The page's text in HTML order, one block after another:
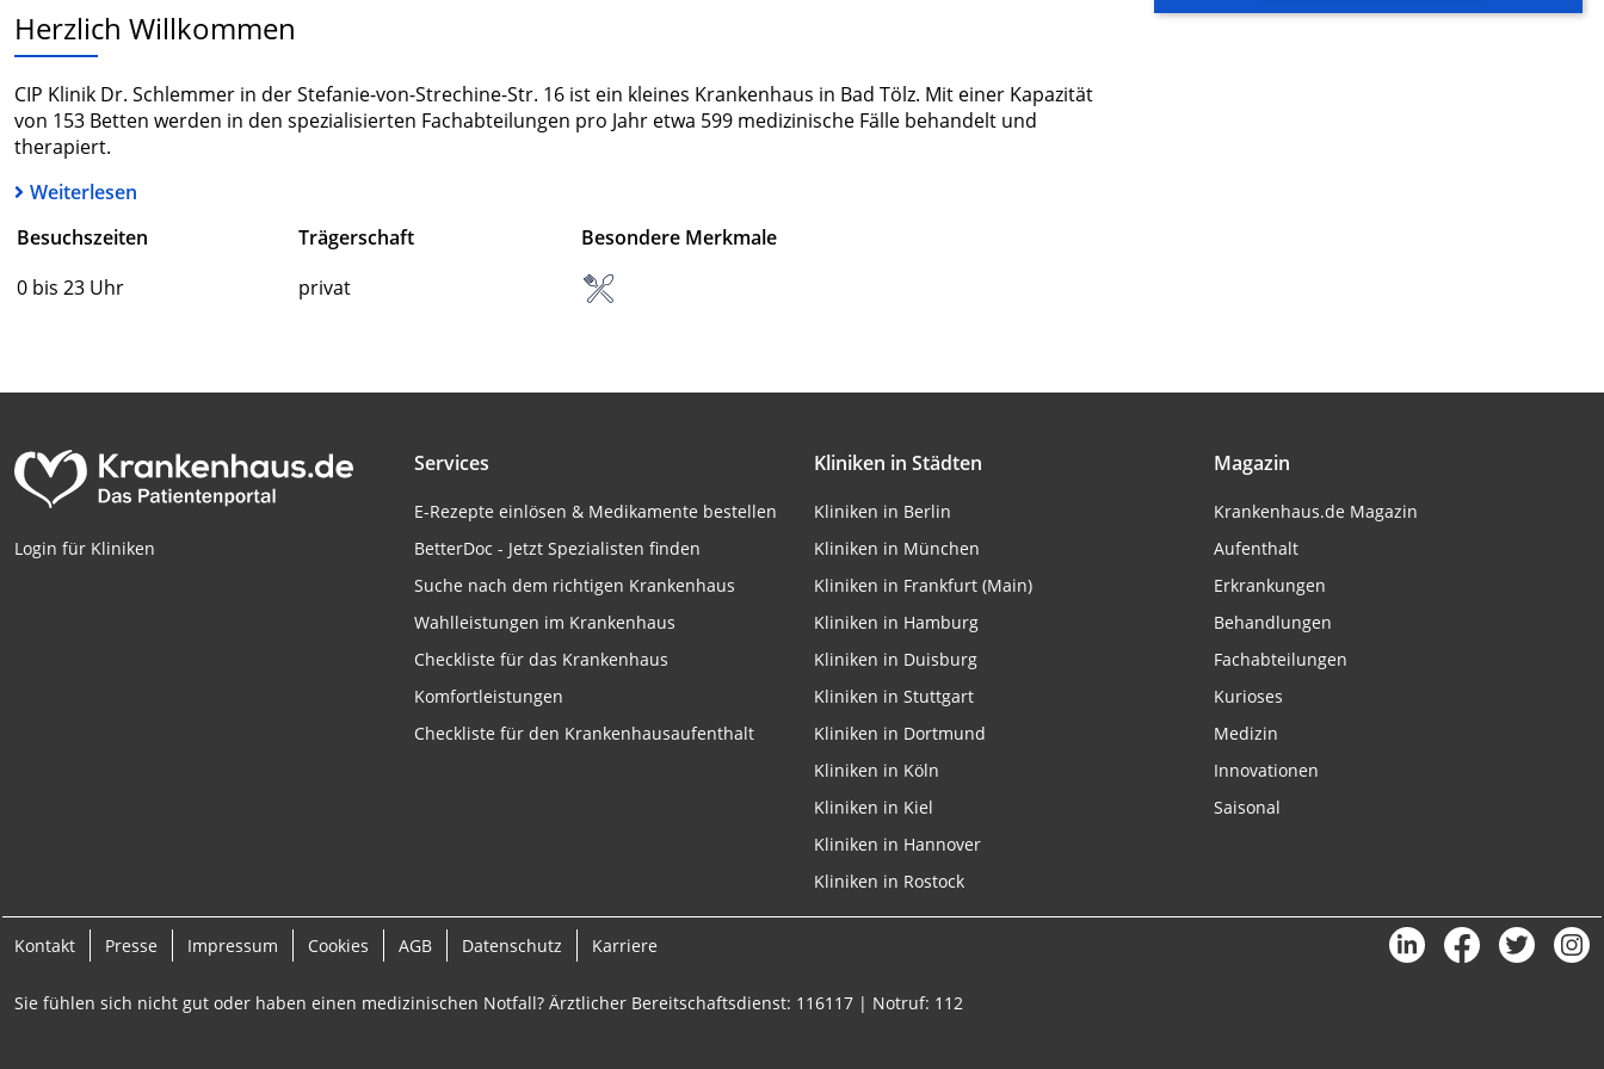
Herzlich Willkommen
CIP Klinik Dr. Schlemmer in der Stefanie-von-Strechine-Str. 16 ist ein kleines Krankenhaus in Bad Tölz. Mit einer Kapazität
von 153 Betten werden in den spezialisierten Fachabteilungen pro Jahr etwa 599 medizinische Fälle behandelt und
therapiert.
Weiterlesen
Besuchszeiten
0 bis 23 Uhr
Trägerschaft
privat
Besondere Merkmale
Login für Kliniken
Services
E-Rezepte einlösen & Medikamente bestellen
BetterDoc - Jetzt Spezialisten finden
Suche nach dem richtigen Krankenhaus
Wahlleistungen im Krankenhaus
Checkliste für das Krankenhaus
Komfortleistungen
Checkliste für den Krankenhausaufenthalt
Kliniken in Städten
Kliniken in Berlin
Kliniken in München
Kliniken in Frankfurt (Main)
Kliniken in Hamburg
Kliniken in Duisburg
Kliniken in Stuttgart
Kliniken in Dortmund
Kliniken in Köln
Kliniken in Kiel
Kliniken in Hannover
Kliniken in Rostock
Magazin
Krankenhaus.de Magazin
Aufenthalt
Erkrankungen
Behandlungen
Fachabteilungen
Kurioses
Medizin
Innovationen
Saisonal
Kontakt Presse Impressum Cookies AGB Datenschutz Karriere
Sie fühlen sich nicht gut oder haben einen medizinischen Notfall? Ärztlicher Bereitschaftsdienst: 116117 | Notruf: 112